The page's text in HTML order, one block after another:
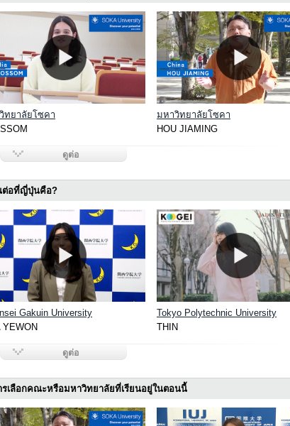
ทยาลัยโซคา
มหาวิทยาลัยโซคา
HOU JIAMING
ดูต่อ
ต่อที่ญี่ปุ่นคือ?
Gakuin University
YEWON
Tokyo Polytechnic University
THIN
ดูต่อ
รเลือกคณะหรือมหาวิทยาลัยที่เรียนอยู่ในตอนนี้